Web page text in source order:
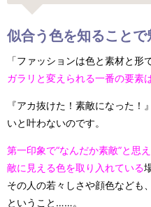
似合う色を知ることで
「ファッションは色と素材と形
ガラリと変えられる一番の要素は
『アカ抜けた！素敵になった
いと叶わないのです。
第一印象で“なんだか素敵”と思
敵に見える色を取り入れている
その人の若々しさや顔色なども
ということ……。